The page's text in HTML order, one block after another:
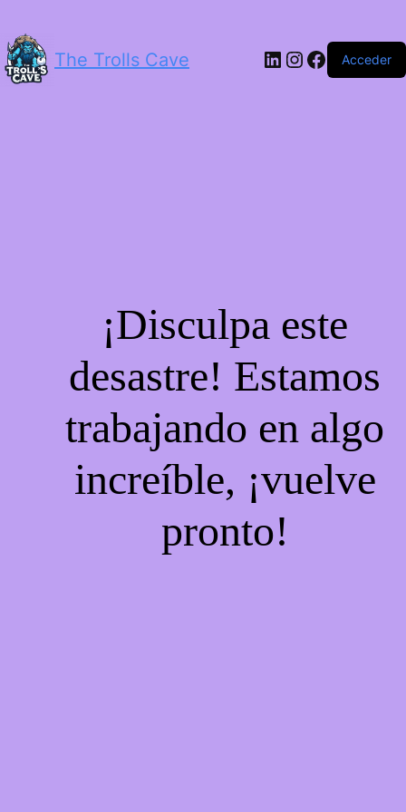
The Trolls Cave LinkedIn
Instagram
Facebook
Acceder
¡Disculpa este
desastre! Estamos
trabajando en algo
increíble, ¡vuelve
pronto!